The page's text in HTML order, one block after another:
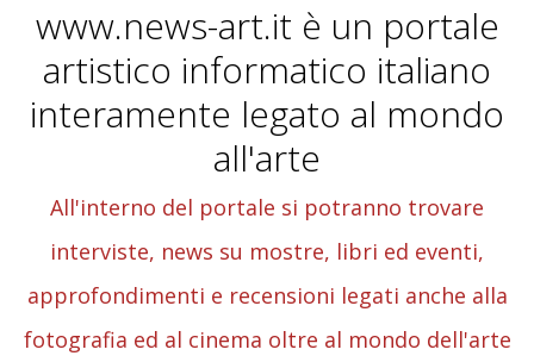
www.news-art.it è un portale
artistico informatico italiano
interamente legato al mondo
all'arte
All'interno del portale si potranno trovare
interviste, news su mostre, libri ed eventi,
approfondimenti e recensioni legati anche alla
fotografia ed al cinema oltre al mondo dell'arte